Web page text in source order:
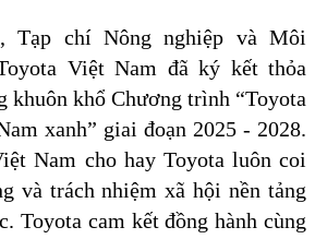
Tạp chí Nông nghiệp và Môi
Việt Nam đã ký kết thỏa
khuôn khổ Chương trình “Toyota
xanh” giai đoạn 2025 - 2028.
Nam cho hay Toyota luôn coi
và trách nhiệm xã hội nền tảng
Toyota cam kết đồng hành cùng